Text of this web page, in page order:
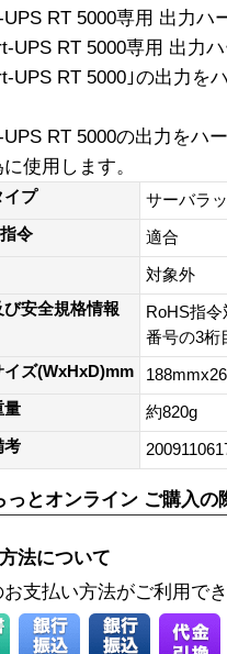
UPS RT 5000専用 出力ハ
UPS RT 5000専用 出力
UPS RT 5000｣の出力を
UPS RT 5000の出力をハ
使用します。
イプ
サーバラ
令
適合
対象外
び安全規格情報
RoHS指
番号の3桁
イズ(WxHxD)mm
量
約820g
考
っとオンライン ご購入の
法について
お支払い方法がご利用で